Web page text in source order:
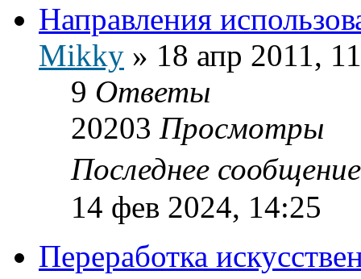
Направления
Mikky » 18 апр 2011,
9 Ответы
20203 Просмотры
Последнее
14 фев 2024, 14:25
Переработка